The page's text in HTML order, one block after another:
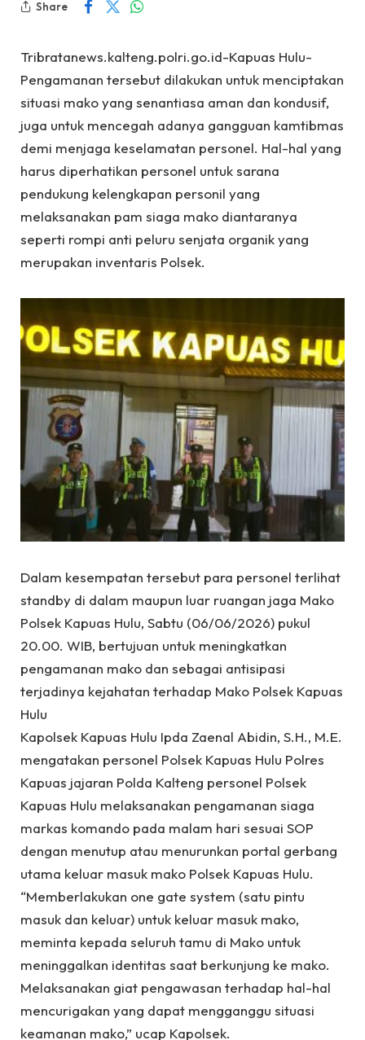
Share
Tribratanews.kalteng.polri.go.id-Kapuas Hulu-
Pengamanan tersebut dilakukan untuk menciptakan
situasi mako yang senantiasa aman dan kondusif,
juga untuk mencegah adanya gangguan kamtibmas
demi menjaga keselamatan personel. Hal-hal yang
harus diperhatikan personel untuk sarana
pendukung kelengkapan personil yang
melaksanakan pam siaga mako diantaranya
seperti rompi anti peluru senjata organik yang
merupakan inventaris Polsek.
Dalam kesempatan tersebut para personel terlihat
standby di dalam maupun luar ruangan jaga Mako
Polsek Kapuas Hulu, Sabtu (06/06/2026) pukul
20.00. WIB, bertujuan untuk meningkatkan
pengamanan mako dan sebagai antisipasi
terjadinya kejahatan terhadap Mako Polsek Kapuas
Hulu
Kapolsek Kapuas Hulu Ipda Zaenal Abidin, S.H., M.E.
mengatakan personel Polsek Kapuas Hulu Polres
Kapuas jajaran Polda Kalteng personel Polsek
Kapuas Hulu melaksanakan pengamanan siaga
markas komando pada malam hari sesuai SOP
dengan menutup atau menurunkan portal gerbang
utama keluar masuk mako Polsek Kapuas Hulu.
“Memberlakukan one gate system (satu pintu
masuk dan keluar) untuk keluar masuk mako,
meminta kepada seluruh tamu di Mako untuk
meninggalkan identitas saat berkunjung ke mako.
Melaksanakan giat pengawasan terhadap hal-hal
mencurigakan yang dapat mengganggu situasi
keamanan mako,” ucap Kapolsek.